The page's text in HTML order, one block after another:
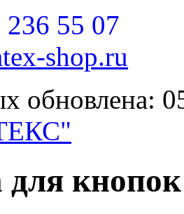
55 07
shop.ru
обновлена:
для